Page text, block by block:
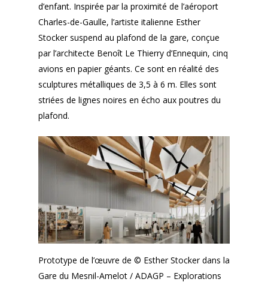
d’enfant. Inspirée par la proximité de l’aéroport
Charles-de-Gaulle, l’artiste italienne Esther
Stocker suspend au plafond de la gare, conçue
par l’architecte Benoît Le Thierry d’Ennequin, cinq
avions en papier géants. Ce sont en réalité des
sculptures métalliques de 3,5 à 6 m. Elles sont
striées de lignes noires en écho aux poutres du
plafond.
Prototype de l’œuvre de © Esther Stocker dans la
Gare du Mesnil-Amelot / ADAGP – Explorations